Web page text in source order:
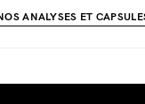
ANALYSES ET